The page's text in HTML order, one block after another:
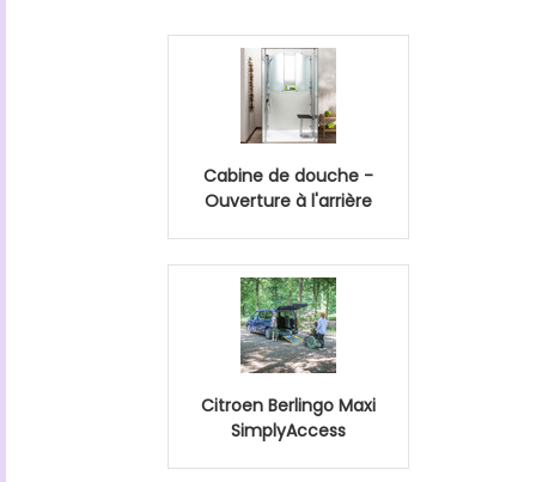
Cabine de douche -
Ouverture à l'arrière
Citroen Berlingo Maxi
SimplyAccess